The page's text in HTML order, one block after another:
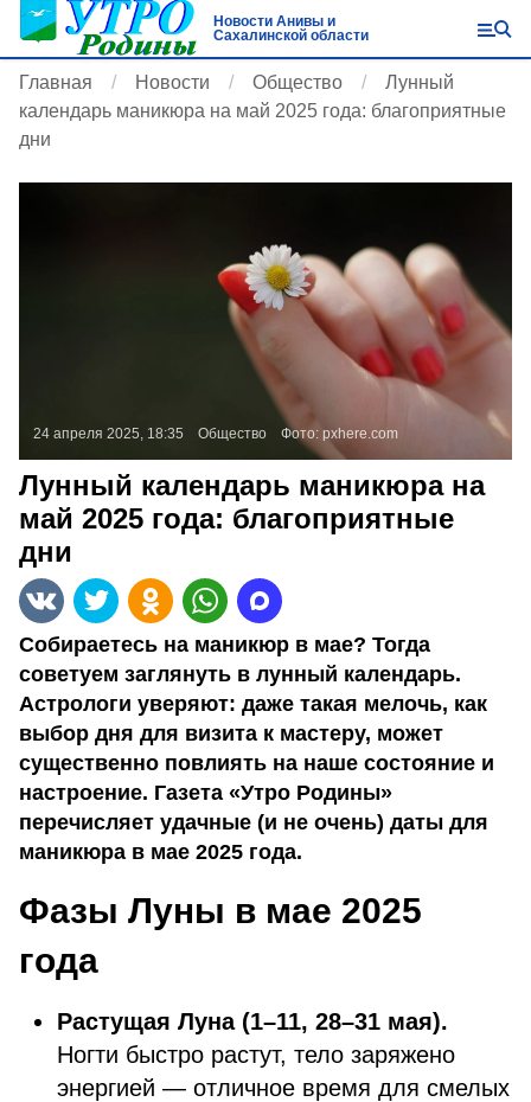
Новости Анивы и
Сахалинской области
Главная Новости Общество
Лунный
календарь маникюра на май 2025 года: благоприятные
дни
24 апреля 2025, 18:35 Общество Фото: pxhere.com
Лунный календарь маникюра на
май 2025 года: благоприятные
дни
Собираетесь на маникюр в мае? Тогда
советуем заглянуть в лунный календарь.
Астрологи уверяют: даже такая мелочь, как
выбор дня для визита к мастеру, может
существенно повлиять на наше состояние и
настроение. Газета «Утро Родины»
перечисляет удачные (и не очень) даты для
маникюра в мае 2025 года.
Фазы Луны в мае 2025
года
Растущая Луна (1–11, 28–31 мая).
Ногти быстро растут, тело заряжено
энергией — отличное время для смелых